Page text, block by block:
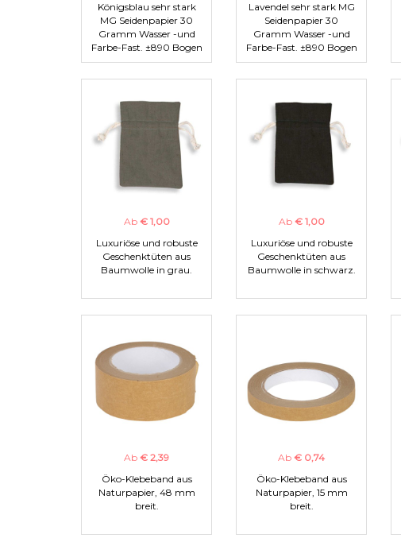
Königsblau sehr stark
MG Seidenpapier 30
Gramm Wasser -und
Farbe-Fast. ±890 Bogen
Lavendel sehr stark MG
Seidenpapier 30
Gramm Wasser -und
Farbe-Fast. ±890 Bogen
Ab € 1,00
Luxuriöse und robuste
Geschenktüten aus
Baumwolle in grau.
Ab € 1,00
Luxuriöse und robuste
Geschenktüten aus
Baumwolle in schwarz.
Ab € 2,39
Öko-Klebeband aus
Naturpapier, 48 mm
breit.
Ab € 0,74
Öko-Klebeband aus
Naturpapier, 15 mm
breit.